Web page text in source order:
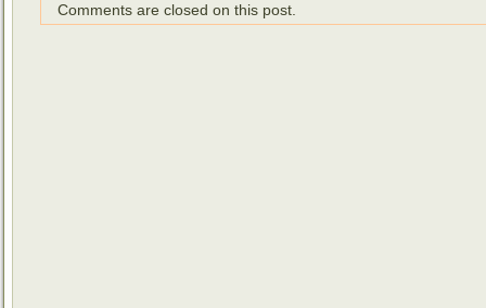
Comments are closed on this post.